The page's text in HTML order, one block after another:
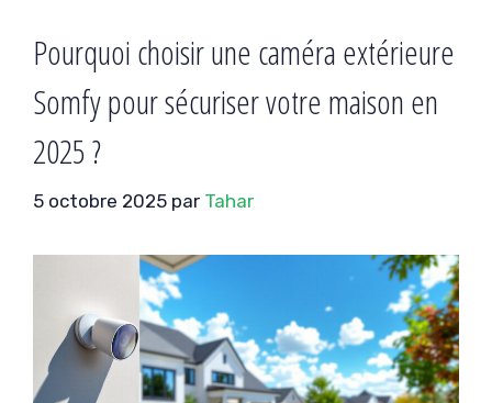
Pourquoi choisir une caméra extérieure
Somfy pour sécuriser votre maison en
2025 ?
5 octobre 2025 par Tahar